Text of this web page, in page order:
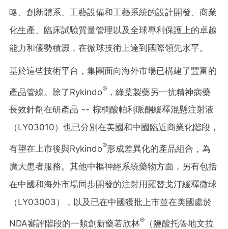
略、創新體系、工藝設備和工藝系統的設計開發、商業
化生產、臨床試驗質量管理以及全球專利保護上的卓越
能力和優勢積澱，在微球技術上達到國際領先水平。
基於這些技術平台，集團面向海外市場已構建了豐富的
產品管線。除了Rykindo® ，綠葉製藥另一抗精神病藥
長效針劑在研產品 -- 棕櫚酸帕利哌酮緩釋混懸注射液
（LY03010）也已分別在美國和中國臨近商業化階段，
有望在上市後與Rykindo®形成差異化的產品組合，為
廣大患者服務。其他中樞神經系統藥物方面，另有包括
在中國和海外市場同步開發的注射用羅替戈汀緩釋微球
（LY03003），以及已在中國獲批上市並在美國處於
NDA審評階段的一類創新藥若欣林® （鹽酸托魯地文拉